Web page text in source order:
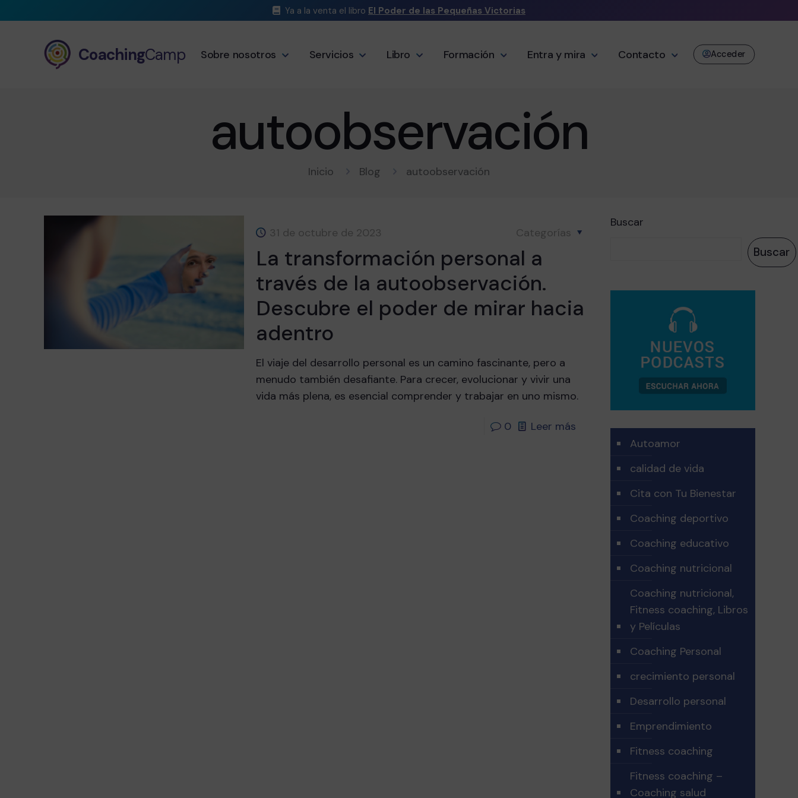
Ya a la venta el libro El Poder de las Pequeñas Victorias
CoachingCamp Sobre nosotros Servicios Libro Formación Entra y mira Contacto Acceder
autoobservación
Inicio Blog autoobservación
31 de octubre de 2023 Categorías
La transformación personal a
través de la autoobservación.
Descubre el poder de mirar hacia
adentro
El viaje del desarrollo personal es un camino fascinante, pero a
menudo también desafiante. Para crecer, evolucionar y vivir una
vida más plena, es esencial comprender y trabajar en uno mismo.
0 Leer más
Buscar
Buscar
Autoamor
calidad de vida
Cita con Tu Bienestar
Coaching deportivo
Coaching educativo
Coaching nutricional
Coaching nutricional,
Fitness coaching, Libros
y Películas
Coaching Personal
crecimiento personal
Desarrollo personal
Emprendimiento
Fitness coaching
Fitness coaching –
Coaching salud